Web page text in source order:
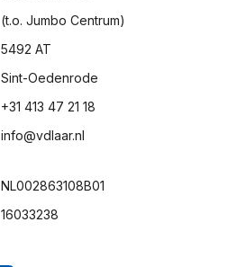
(t.o. Jumbo Centrum)
5492 AT
Sint-Oedenrode
+31 413 47 21 18
info@vdlaar.nl
NL002863108B01
16033238